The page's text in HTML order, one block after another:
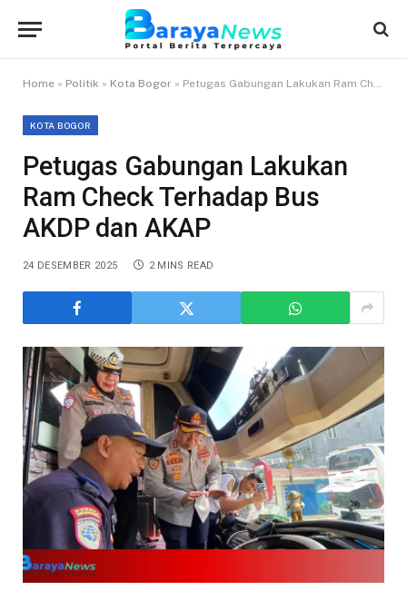
Home » Politik » Kota Bogor » Petugas Gabungan Lakukan Ram Check Terhadap Bus AKDP dan AKAP
KOTA BOGOR
Petugas Gabungan Lakukan
Ram Check Terhadap Bus
AKDP dan AKAP
24 DESEMBER 2025 2 MINS READ